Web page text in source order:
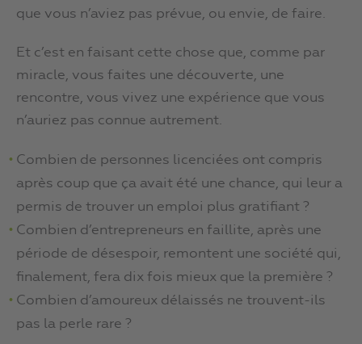
que vous n’aviez pas prévue, ou envie, de faire.
Et c’est en faisant cette chose que, comme par
miracle, vous faites une découverte, une
rencontre, vous vivez une expérience que vous
n’auriez pas connue autrement.
Combien de personnes licenciées ont compris
après coup que ça avait été une chance, qui leur a
permis de trouver un emploi plus gratifiant ?
Combien d’entrepreneurs en faillite, après une
période de désespoir, remontent une société qui,
finalement, fera dix fois mieux que la première ?
Combien d’amoureux délaissés ne trouvent-ils
pas la perle rare ?